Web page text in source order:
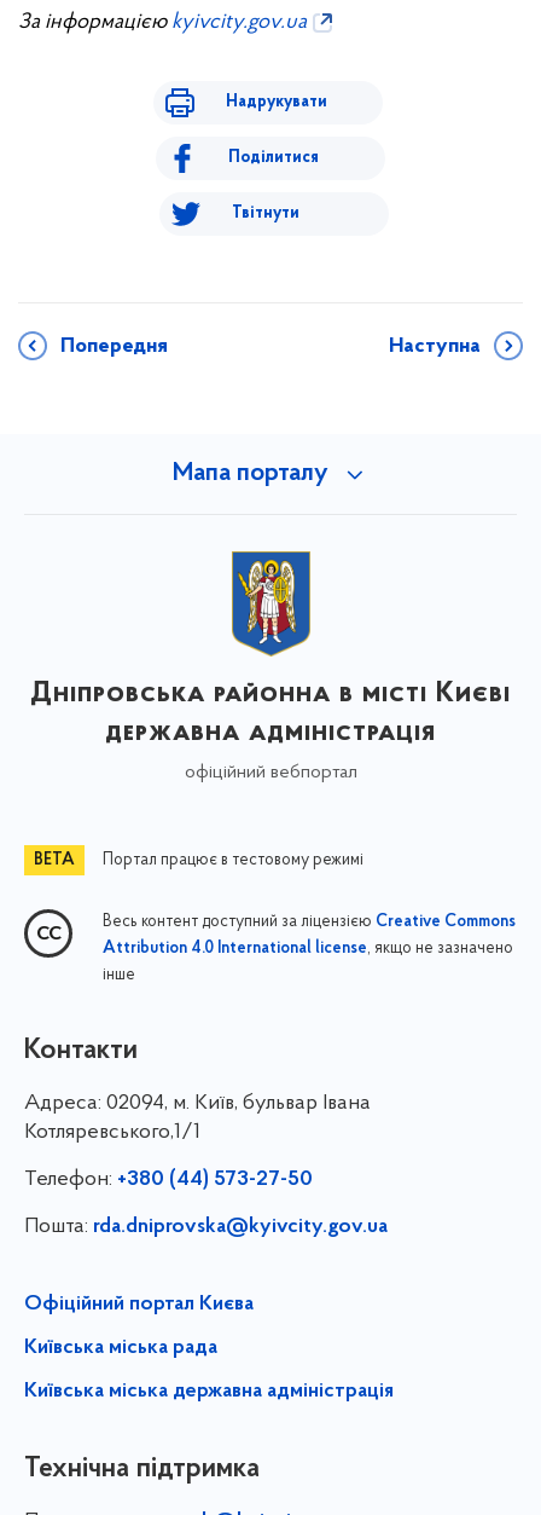
За інформацією kyivcity.gov.ua
Надрукувати
Поділитися
Твітнути
Попередня Наступна
Мапа порталу
Дніпровська районна в місті Києві
державна адміністрація
офіційний вебпортал
Портал працює в тестовому режимі
Весь контент доступний за ліцензією Creative Commons
Attribution 4.0 International license, якщо не зазначено
інше
Контакти
Адреса: 02094, м. Київ, бульвар Івана
Котляревського,1/1
Телефон: +380 (44) 573-27-50
Пошта: rda.dniprovska@kyivcity.gov.ua
Офіційний портал Києва
Київська міська рада
Київська міська державна адміністрація
Технічна підтримка